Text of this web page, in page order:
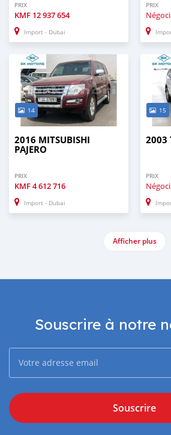
PRIX
KMF 12 937 654
Import - Dubai
PRIX
14
2016 MITSUBISHI
PAJERO
PRIX
KMF4 612 716
Import - Dubai
15
2003
PRIX
Afficher plus
Souscrire à notre
Souscrire